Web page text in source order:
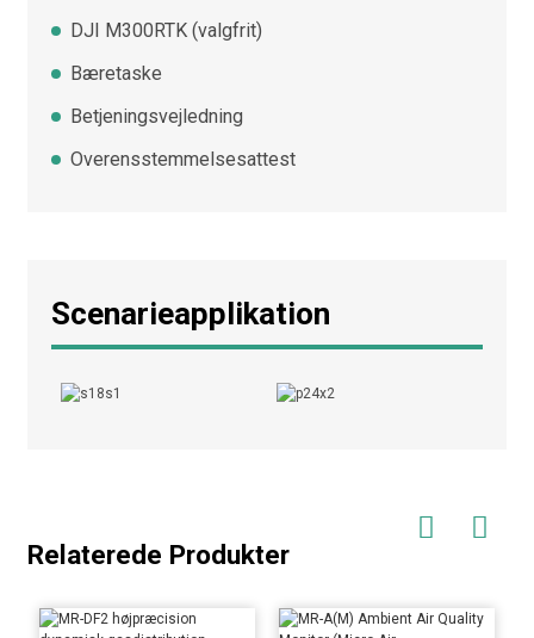
DJI M300RTK (valgfrit)
Bæretaske
Betjeningsvejledning
Overensstemmelsesattest
Scenarieapplikation
Relaterede Produkter